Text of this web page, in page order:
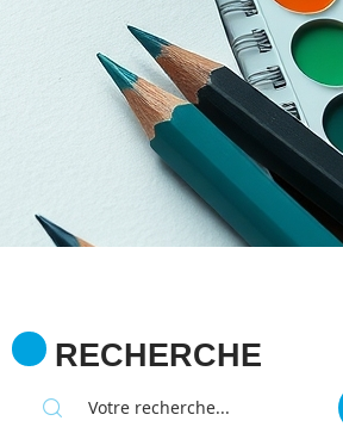
RECHERCHE